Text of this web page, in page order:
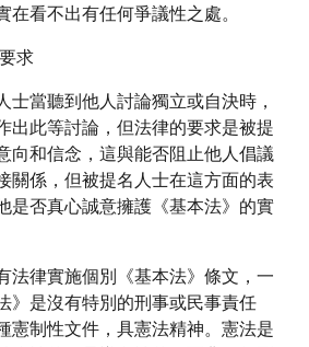
在看不出有任何爭議性之處。
求
士當聽到他人討論獨立或自決時，
出此等討論，但法律的要求是被提
向和信念，這與能否阻止他人倡議
關係，但被提名人士在這方面的表
是否真心誠意擁護《基本法》的實
法律實施個別《基本法》條文，一
》是沒有特別的刑事或民事責任
憲制性文件，具憲法精神。憲法是